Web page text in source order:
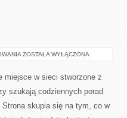
ZABAWA
ZOSTAŁA WYŁĄCZONA
miejsce w sieci stworzone z
szukają codziennych porad
skupia się na tym, co w